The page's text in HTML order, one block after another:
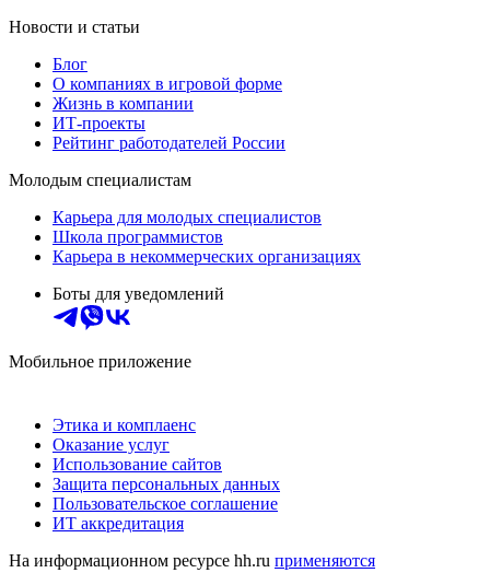
Новости и статьи
Блог
О компаниях в игровой форме
Жизнь в компании
ИТ-проекты
Рейтинг работодателей России
Молодым специалистам
Карьера для молодых специалистов
Школа программистов
Карьера в некоммерческих организациях
Боты для уведомлений
Мобильное приложение
Этика и комплаенс
Оказание услуг
Использование сайтов
Защита персональных данных
Пользовательское соглашение
ИТ аккредитация
На информационном ресурсе hh.ru применяются